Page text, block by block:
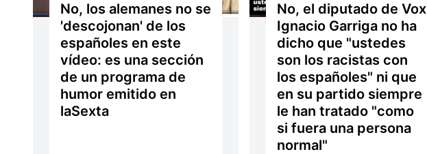
No, los alemanes no se
'descojonan' de los
españoles en este
vídeo: es una sección
de un programa de
humor emitido en
laSexta
No, el diputado de Vox
Ignacio Garriga no ha
dicho que "ustedes
son los racistas con
los españoles" ni que
en su partido siempre
le han tratado "como
si fuera una persona
normal"